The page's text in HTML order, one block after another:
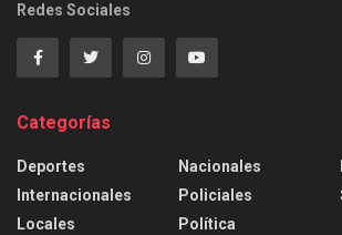
Redes Sociales
Categorías
Deportes
Internacionales
Locales
Nacionales
Policiales
Política